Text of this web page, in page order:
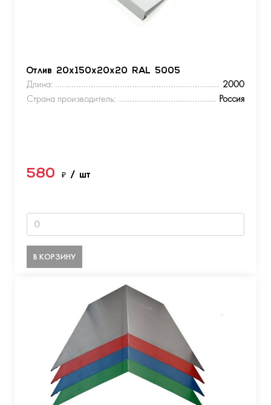
Отлив 20х150х20х20 RAL 5005
Длина:
2000
Страна производитель:
Россия
580 ₽ / шт
В КОРЗИНУ